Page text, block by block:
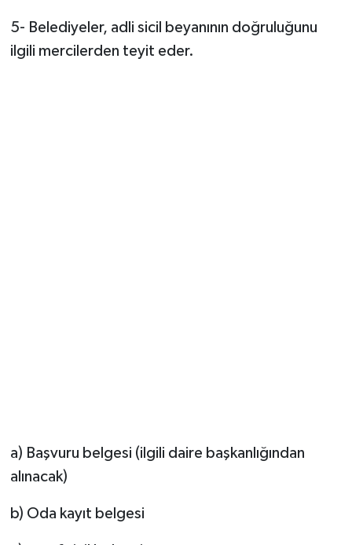
5- Belediyeler, adli sicil beyanının doğruluğunu
ilgili mercilerden teyit eder.
a) Başvuru belgesi (ilgili daire başkanlığından
alınacak)
b) Oda kayıt belgesi